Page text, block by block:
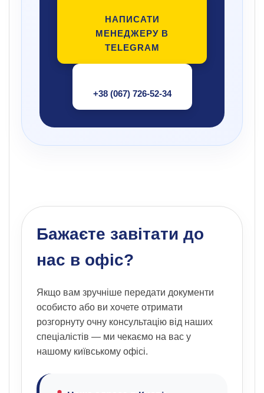
НАПИСАТИ
МЕНЕДЖЕРУ В
TELEGRAM
+38 (067) 726-52-34
Бажаєте завітати до
нас в офіс?
Якщо вам зручніше передати документи
особисто або ви хочете отримати
розгорнуту очну консультацію від наших
спеціалістів — ми чекаємо на вас у
нашому київському офісі.